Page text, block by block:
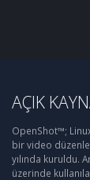
AÇIK
OpenShot™;
bir video
yılında kuruldu.
üzerinde